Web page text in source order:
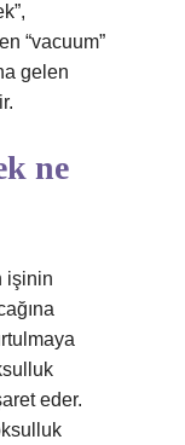
“vacuum”
gelen
ne
işinin
eder.